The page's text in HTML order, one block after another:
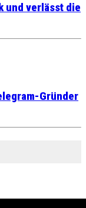
und verlässt die
Gründer